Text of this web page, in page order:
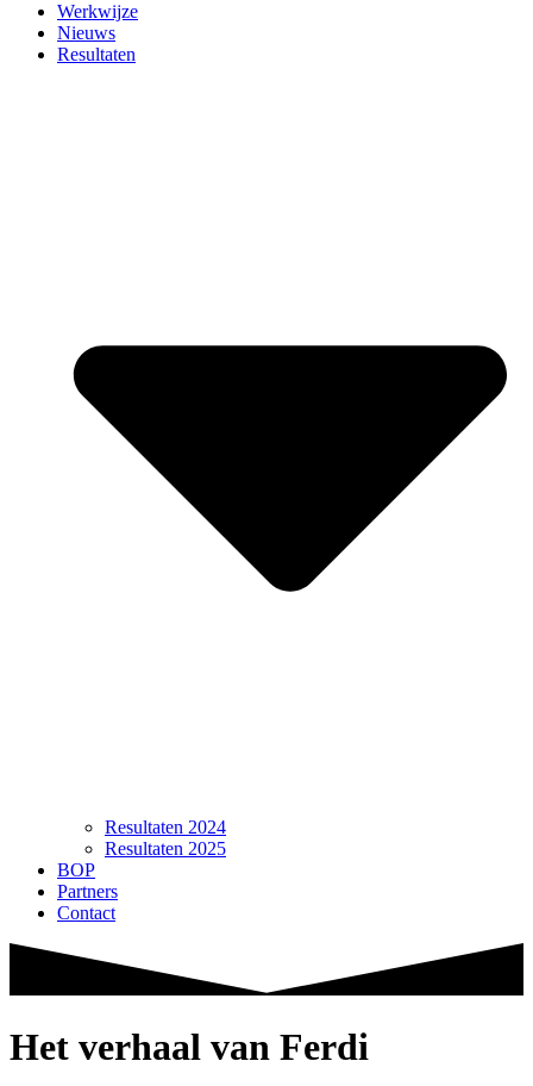
Werkwijze
Nieuws
Resultaten
Resultaten 2024
Resultaten 2025
BOP
Partners
Contact
Het verhaal van Ferdi